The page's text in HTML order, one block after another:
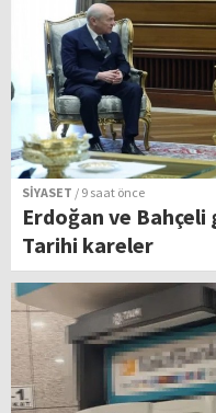
SİYASET / 9 saat önce
Erdoğan ve
Tarihi kareler